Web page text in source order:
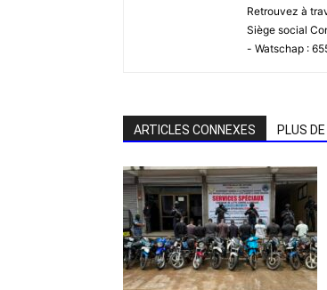
Retrouvez à
Siège social
- Watschap :
ARTICLES CONNEXES PLUS